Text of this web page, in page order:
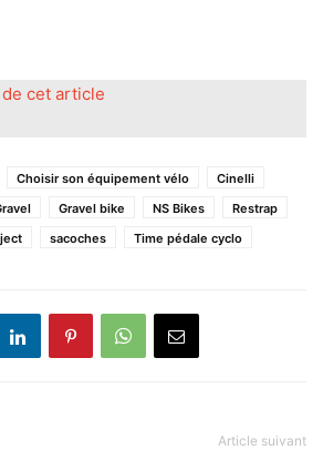
cet article
Choisir son équipement vélo
Cinelli
Gravel bike NS Bikes
Restrap
sacoches Time pédale cyclo
Article suivant